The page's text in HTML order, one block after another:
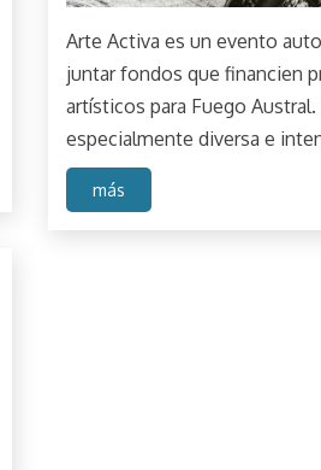
Arte Activa es un evento
juntar fondos que financien
artísticos para Fuego
especialmente diversa e
más